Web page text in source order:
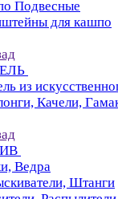
Подвесные
для кашпо
из
Качели,
Ведра
Штанги